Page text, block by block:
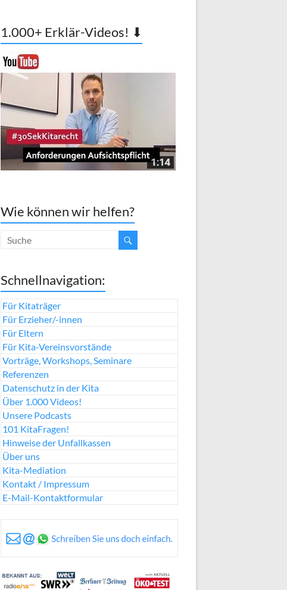
1.000+ Erklär-Videos! ⬇
Wie können wir helfen?
Schnellnavigation:
Für Kitaträger
Für Erzieher/-innen
Für Eltern
Für Kita-Vereinsvorstände
Vorträge, Workshops, Seminare
Referenzen
Datenschutz in der Kita
Über 1.000 Videos!
Unsere Podcasts
101 KitaFragen!
Hinweise der Unfallkassen
Über uns
Kita-Mediation
Kontakt / Impressum
E-Mail-Kontaktformular